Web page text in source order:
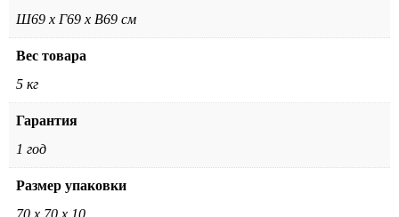
Ш69 х Г69 х В69 см
Вес товара
5 кг
Гарантия
1 год
Размер упаковки